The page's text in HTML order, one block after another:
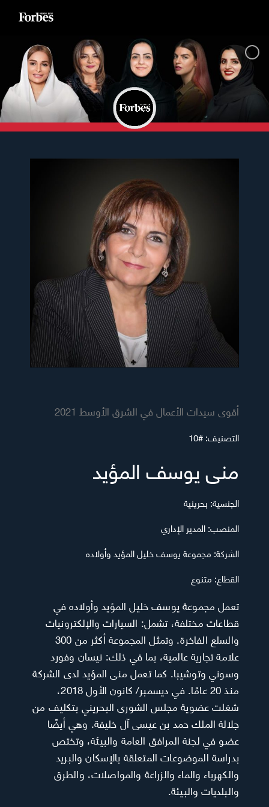
أقوى سيدات الأعمال في الشرق الأوسط 2021
التصنيف:#10
منى يوسف المؤيد
الجنسية: بحرينية
المنصب:المدير الإداري
الشركة: مجموعة يوسف خليل المؤيد وأولاده
القطاع: متنوع
تعمل مجموعة يوسف خليل المؤيد وأولاده في
قطاعات مختلفة، تشمل: السيارات والإلكترونيات
والسلع الفاخرة. وتمثل المجموعة أكثر من 300
علامة تجارية عالمية، بما في ذلك: نيسان وفورد
وسوني وتوشيبا. كما تعمل منى المؤيد لدى الشركة
منذ 20 عامًا. في ديسمبر/ كانون الأول 2018،
شغلت عضوية مجلس الشورى البحريني بتكليف من
جلالة الملك حمد بن عيسى آل خليفة. وهي أيضًا
عضو في لجنة المرافق العامة والبيئة، وتختص
بدراسة الموضوعات المتعلقة بالإسكان والبريد
والكهرباء والماء والزراعة والمواصلات، والطرق
والبلديات والبيئة.